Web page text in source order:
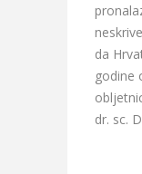
da
godine
dr. sc.